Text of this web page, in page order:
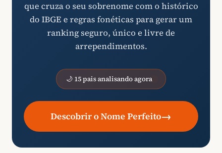
que cruza o seu sobrenome com o histórico
do IBGE e regras fonéticas para gerar um
ranking seguro, único e livre de
arrependimentos.
🌙 15 pais analisando agora
Descobrir o Nome Perfeito→